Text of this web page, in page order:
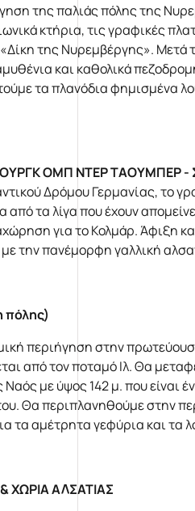
της παλιάς πόλης της
κτήρια, τις γραφικές
της Νυρεμβέργης».
και καθολικά
τα πλανόδια φημισμένα
ΟΜΠ ΝΤΕΡ ΤΑΟΥΜΠΕΡ -
Δρόμου Γερμανίας, το
από τα λίγα που έχουν
για το Κολμάρ. Άφιξη
την πανέμορφη γαλλική
πόλης)
περιήγηση στην
από τον ποταμό Ιλ. Θα
Ναός με ύψος 142 μ. που
Θα περιπλανηθούμε στην
τα αμέτρητα γεφύρια και
ΧΩΡΙΑ ΑΛΣΑΤΙΑΣ